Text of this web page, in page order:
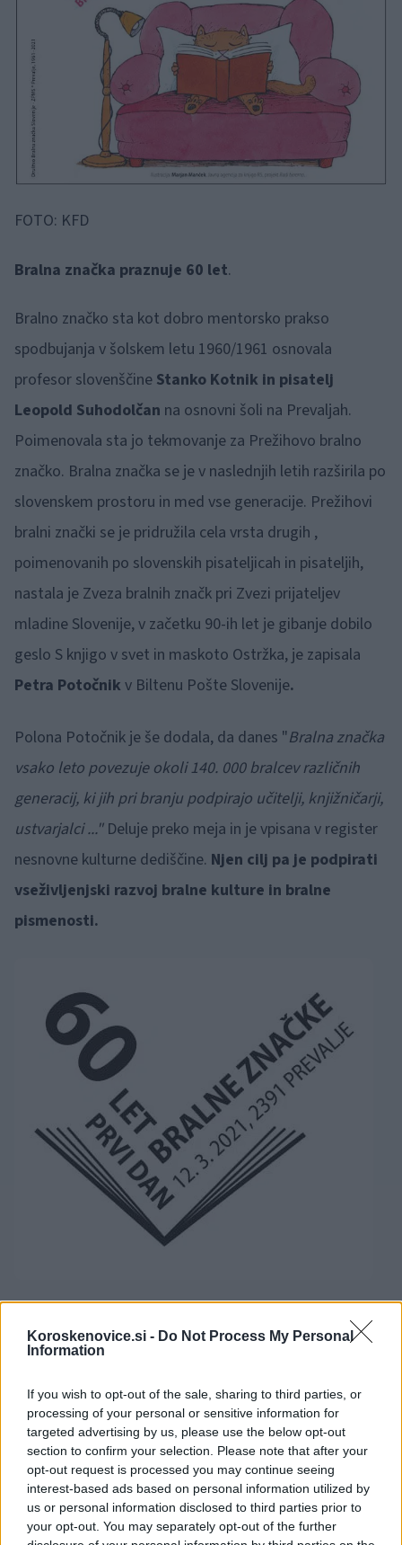
Koroskenovice.si - Do Not Process My Personal
Information
If you wish to opt-out of the sale, sharing to third parties, or
processing of your personal or sensitive information for
targeted advertising by us, please use the below opt-out
section to confirm your selection. Please note that after your
opt-out request is processed you may continue seeing
interest-based ads based on personal information utilized by
us or personal information disclosed to third parties prior to
your opt-out. You may separately opt-out of the further
FOTO: KFD
Bralna značka praznuje 60 let.
Bralno značko sta kot dobro mentorsko prakso
spodbujanja v šolskem letu 1960/1961 osnovala
profesor slovenščine Stanko Kotnik in pisatelj
Leopold Suhodolčan na osnovni šoli na Prevaljah.
Poimenovala sta jo tekmovanje za Prežihovo bralno
značko. Bralna značka se je v naslednjih letih razširila po
slovenskem prostoru in med vse generacije. Prežihovi
bralni znački se je pridružila cela vrsta drugih ,
poimenovanih po slovenskih pisateljicah in pisateljih,
nastala je Zveza bralnih značk pri Zvezi prijateljev
mladine Slovenije, v začetku 90-ih let je gibanje dobilo
geslo S knjigo v svet in maskoto Ostržka, je zapisala
Petra Potočnik v Biltenu Pošte Slovenije.
Polona Potočnik je še dodala, da danes "Bralna značka
vsako leto povezuje okoli 140. 000 bralcev različnih
generacij, ki jih pri branju podpirajo učitelji, knjižničarji,
ustvarjalci ..." Deluje preko meja in je vpisana v register
nesnovne kulturne dediščine. Njen cilj pa je podpirati
vseživljenjski razvoj bralne kulture in bralne
pismenosti.
organizacija širša javna prireditev promocije omenjene
ilustrirane dopisnice, vendar trenutni ukrepi pri kulturnih
dogodkih še vedno omejujejo večjo organizacijo
dogodkov. Vseeno bo v avli Občine Prevalje na ogled
postavljena priložnostna filatelistična razstava na temo